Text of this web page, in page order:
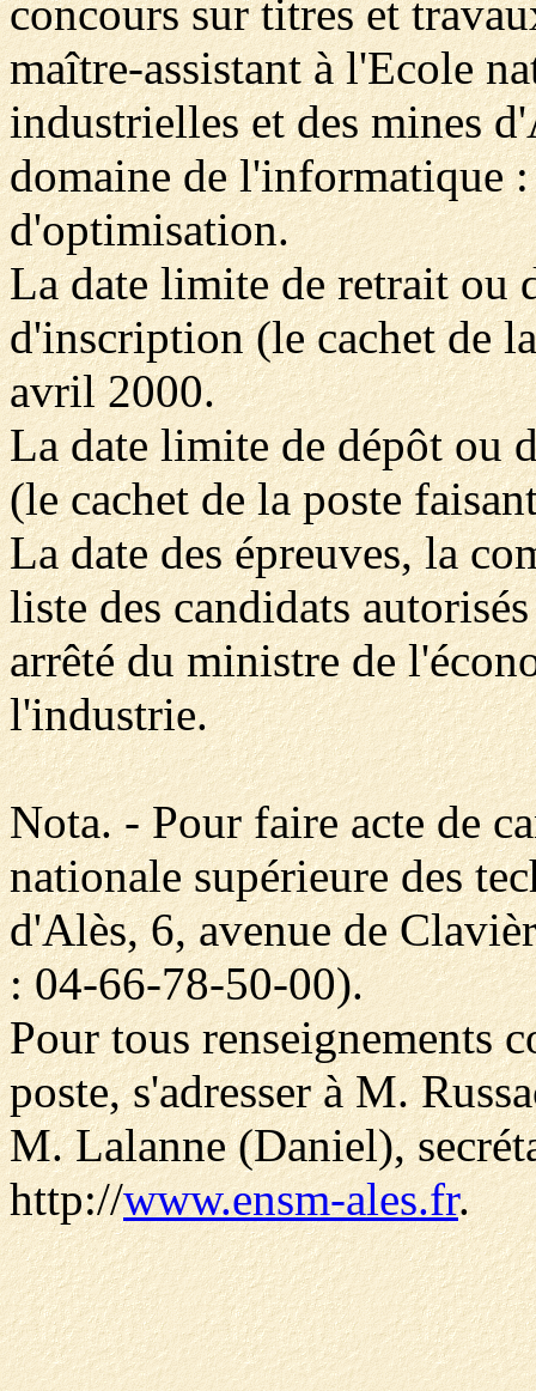
concours sur titres et
maître-assistant à l'Ecole
industrielles et des mines
domaine de l'informatique
d'optimisation.
La date limite de retrait ou
d'inscription (le cachet de
avril 2000.
La date limite de dépôt ou
(le cachet de la poste
La date des épreuves, la
liste des candidats
arrêté du ministre de
l'industrie.
Nota. - Pour faire acte de
nationale supérieure des
d'Alès, 6, avenue de
: 04-66-78-50-00).
Pour tous renseignements
poste, s'adresser à M.
M. Lalanne (Daniel),
http://www.ensm-ales.fr.